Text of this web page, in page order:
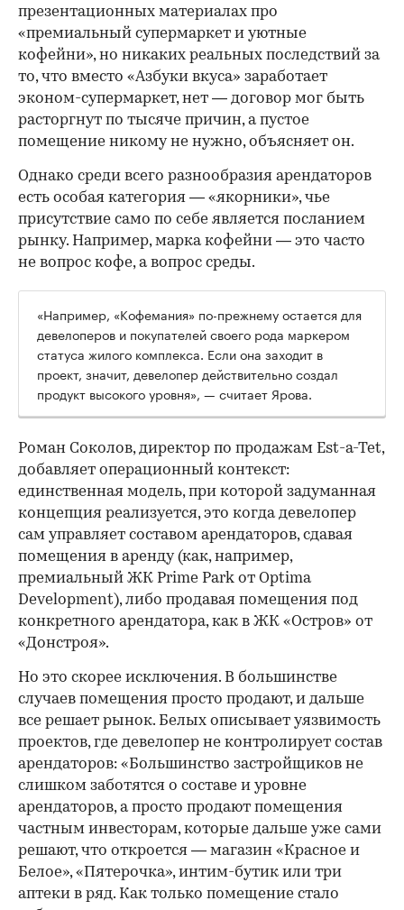
презентационных материалах про
«премиальный супермаркет и уютные
кофейни», но никаких реальных последствий за
то, что вместо «Азбуки вкуса» заработает
эконом-супермаркет, нет — договор мог быть
расторгнут по тысяче причин, а пустое
помещение никому не нужно, объясняет он.
Однако среди всего разнообразия арендаторов
есть особая категория — «якорники», чье
присутствие само по себе является посланием
рынку. Например, марка кофейни — это часто
не вопрос кофе, а вопрос среды.
«Например, «Кофемания» по-прежнему остается для
девелоперов и покупателей своего рода маркером
статуса жилого комплекса. Если она заходит в
проект, значит, девелопер действительно создал
продукт высокого уровня», — считает Ярова.
Роман Соколов, директор по продажам Est-a-Tet,
добавляет операционный контекст:
единственная модель, при которой задуманная
концепция реализуется, это когда девелопер
сам управляет составом арендаторов, сдавая
помещения в аренду (как, например,
премиальный ЖК Prime Park от Optima
Development), либо продавая помещения под
конкретного арендатора, как в ЖК «Остров» от
«Донстроя».
Но это скорее исключения. В большинстве
случаев помещения просто продают, и дальше
все решает рынок. Белых описывает уязвимость
проектов, где девелопер не контролирует состав
арендаторов: «Большинство застройщиков не
слишком заботятся о составе и уровне
арендаторов, а просто продают помещения
частным инвесторам, которые дальше уже сами
решают, что откроется — магазин «Красное и
Белое», «Пятерочка», интим-бутик или три
аптеки в ряд. Как только помещение стало